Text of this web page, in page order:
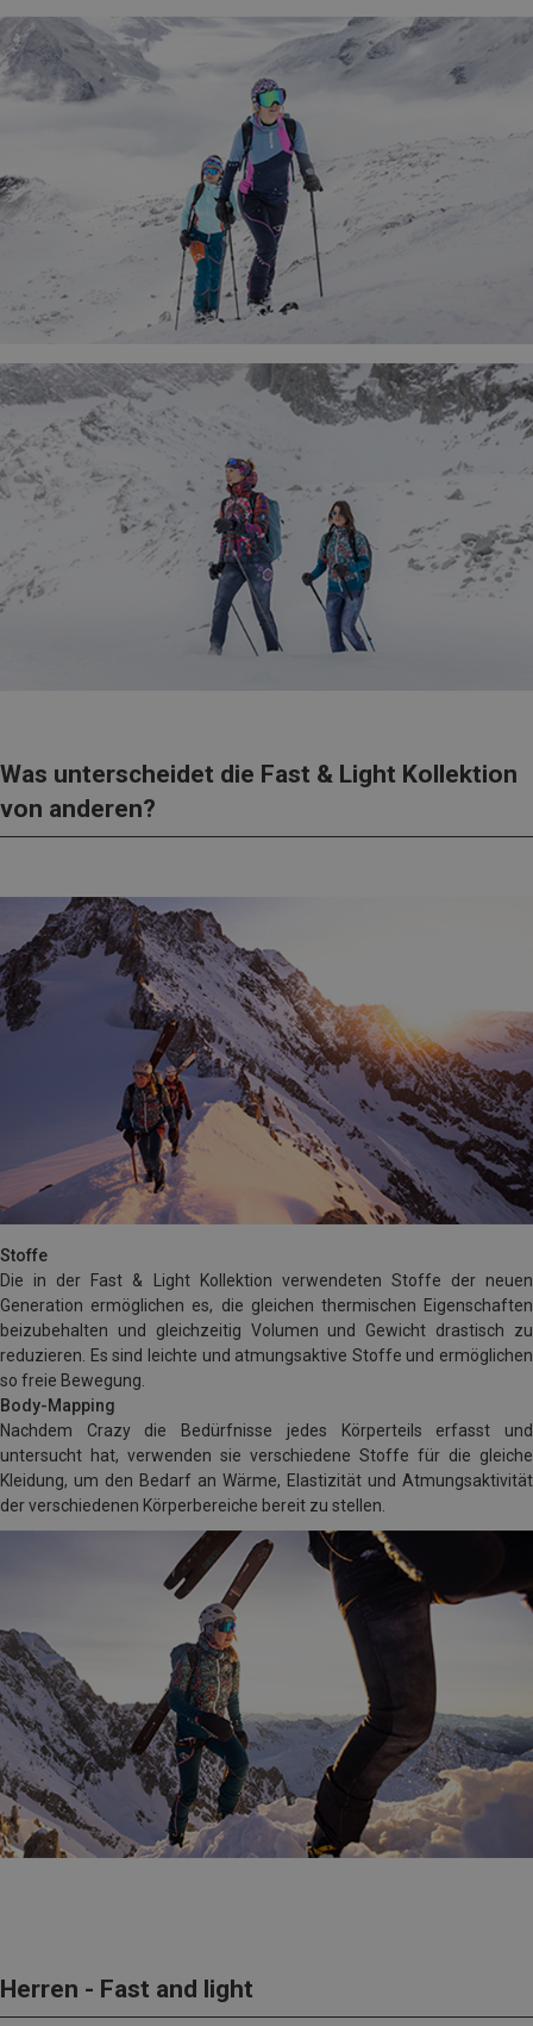
Was unterscheidet die Fast & Light Kollektion
von anderen?
Stoffe
Die in der Fast & Light Kollektion verwendeten Stoffe der neuen
Generation ermöglichen es, die gleichen thermischen Eigenschaften
beizubehalten und gleichzeitig Volumen und Gewicht drastisch zu
reduzieren. Es sind leichte und atmungsaktive Stoffe und ermöglichen
so freie Bewegung.
Body-Mapping
Nachdem Crazy die Bedürfnisse jedes Körperteils erfasst und
untersucht hat, verwenden sie verschiedene Stoffe für die gleiche
Kleidung, um den Bedarf an Wärme, Elastizität und Atmungsaktivität
der verschiedenen Körperbereiche bereit zu stellen.
Herren - Fast and light